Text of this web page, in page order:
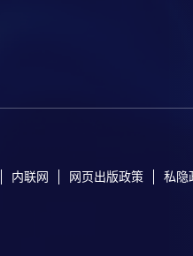
内联网 网页出版政策 私隐